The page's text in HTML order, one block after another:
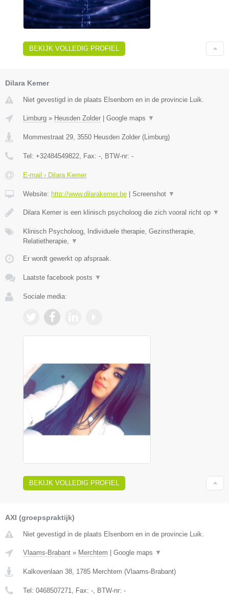
BEKIJK VOLLEDIG PROFIEL
Dilara Kemer
Niet gevestigd in de plaats Elsenborn en in de provincie Luik.
Limburg » Heusden Zolder | Google maps ▼
Mommestraat 29 3550 Heusden Zolder (Limburg)
Tel: +32484549822 , Fax: - , BTW-nr: -
E-mail › Dilara Kemer
Website: http://www.dilarakemer.be | Screenshot ▼
Dilara Kemer is een klinisch psycholoog die zich vooral richt op ▼
Klinisch Psycholoog, Individuele therapie, Gezinstherapie,
Relatietherapie,
▼
Er wordt gewerkt op afspraak.
Laatste facebook posts ▼
Sociale media:
BEKIJK VOLLEDIG PROFIEL
AXI (groepspraktijk)
Niet gevestigd in de plaats Elsenborn en in de provincie Luik.
Vlaams-Brabant » Merchtem | Google maps ▼
Kalkovenlaan 38 1785 Merchtem (Vlaams-Brabant)
Tel: 0468507271 , Fax: - , BTW-nr: -